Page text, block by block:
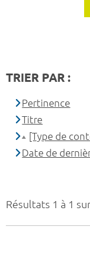
Résultats 1 à 1
TRIER PAR :
Pertinence
Titre
[Type de
Date de